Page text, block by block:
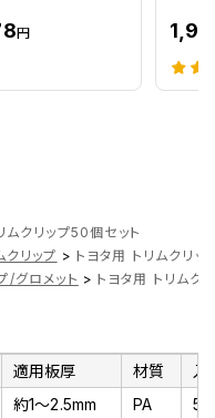
円
ムクリップ50個セット
クリップ > トヨタ用 トリムクリッ
/グロメット > トヨタ用 トリムク
適用板厚 材質
入
約1～2.5mm PA
5